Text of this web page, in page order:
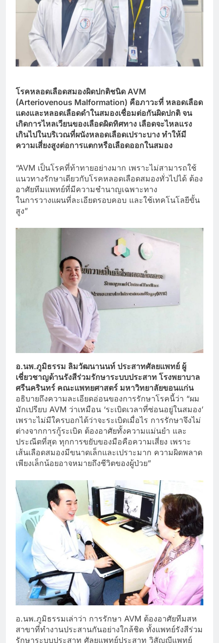
โรคหลอดเลือดสมองผิดปกติชนิด AVM
(Arteriovenous Malformation) คือภาวะที่ หลอดเลือด
แดงและหลอดเลือดดำในสมองเชื่อมต่อกันผิดปกติ จน
เกิดการไหลเวียนของเลือดผิดทิศทาง เลือดจะไหลแรง
เกินไปในบริเวณที่ผนังหลอดเลือดเปราะบาง ทำให้มี
ความเสี่ยงสูงต่อการแตกหรือเลือดออกในสมอง
“AVM เป็นโรคที่ท้าทายอย่างมาก เพราะไม่สามารถใช้
แนวทางรักษาเดียวกับโรคหลอดเลือดสมองทั่วไปได้ ต้อง
อาศัยทีมแพทย์ที่มีความชำนาญเฉพาะทาง
ในการวางแผนที่ละเอียดรอบคอบ และใช้เทคโนโลยีขั้น
สูง”
อ.นพ.ภูมิธรรม ลิมวัฒนานนท์ ประสาทศัลยแพทย์ ผู้
เชี่ยวชาญด้านรังสีร่วมรักษาระบบประสาท โรงพยาบาล
ศรีนครินทร์ คณะแพทยศาสตร์ มหาวิทยาลัยขอนแก่น
อธิบายถึงความละเอียดอ่อนของการรักษาโรคนี้ว่า “ผม
มักเปรียบ AVM ว่าเหมือน ‘ระเบิดเวลาที่ซ่อนอยู่ในสมอง’
เพราะไม่มีใครบอกได้ว่าจะระเบิดเมื่อไร การรักษาจึงไม่
ต่างจากการกู้ระเบิด ต้องอาศัยทั้งความแม่นยำ และ
ประณีตที่สุด ทุกการขยับของมือคือความเสี่ยง เพราะ
เส้นเลือดสมองมีขนาดเล็กและเปราะมาก ความผิดพลาด
เพียงเล็กน้อยอาจหมายถึงชีวิตของผู้ป่วย”
อ.นพ.ภูมิธรรมเล่าว่า การรักษา AVM ต้องอาศัยทีมสห
สาขาที่ทำงานประสานกันอย่างใกล้ชิด ทั้งแพทย์รังสีร่วม
รักษาระบบประสาท ศัลยแพทย์ประสาท วิสัญญีแพทย์